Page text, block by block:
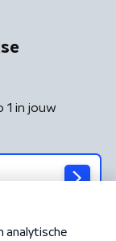
1 in jouw